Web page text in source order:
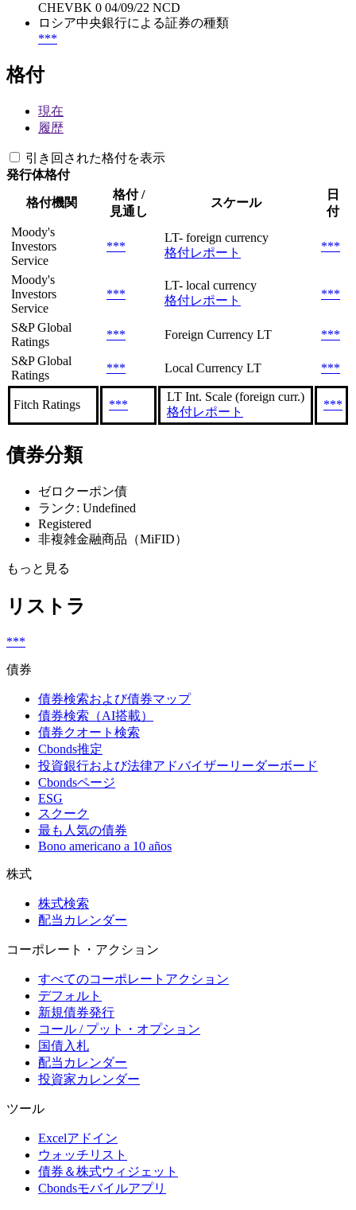
CHEVBK 0 04/09/22 NCD
ロシア中央銀行による証券の種類
***
格付
現在
履歴
引き回された格付を表示
発行体格付
格付機関
格付 /
見通し
スケール
日
付
Moody's
Investors
Service
***
LT- foreign currency
格付レポート
***
Moody's
Investors
Service
***
LT- local currency
格付レポート
***
S&P Global
Ratings
*** Foreign Currency LT
***
S&P Global
Ratings
*** Local Currency LT ***
Fitch Ratings ***
LT Int. Scale (foreign curr.)
格付レポート
***
債券分類
ゼロクーポン債
ランク: Undefined
Registered
非複雑金融商品（MiFID）
もっと見る
リストラ
***
債券
債券検索および債券マップ
債券検索（AI搭載）
債券クオート検索
Cbonds推定
投資銀行および法律アドバイザーリーダーボード
Cbondsページ
ESG
スクーク
最も人気の債券
Bono americano a 10 años
株式
株式検索
配当カレンダー
コーポレート・アクション
すべてのコーポレートアクション
デフォルト
新規債券発行
コール / プット・オプション
国債入札
配当カレンダー
投資家カレンダー
ツール
Excelアドイン
ウォッチリスト
債券＆株式ウィジェット
Cbondsモバイルアプリ